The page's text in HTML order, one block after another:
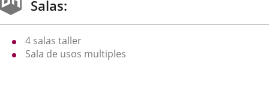
aplicaciónaplicación
Salas:
4 salas taller
Sala de usos multiples